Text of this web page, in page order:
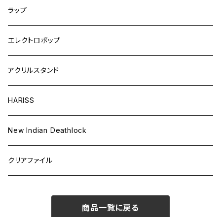
ラップ
エレクトロポップ
アクリルスタンド
HARISS
New Indian Deathlock
クリアファイル
商品一覧に戻る